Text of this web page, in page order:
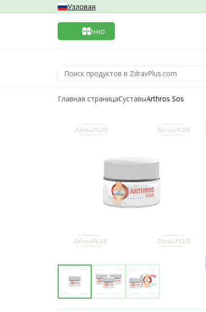
Узловая
Меню
Главная страницаСуставыArthros Sos